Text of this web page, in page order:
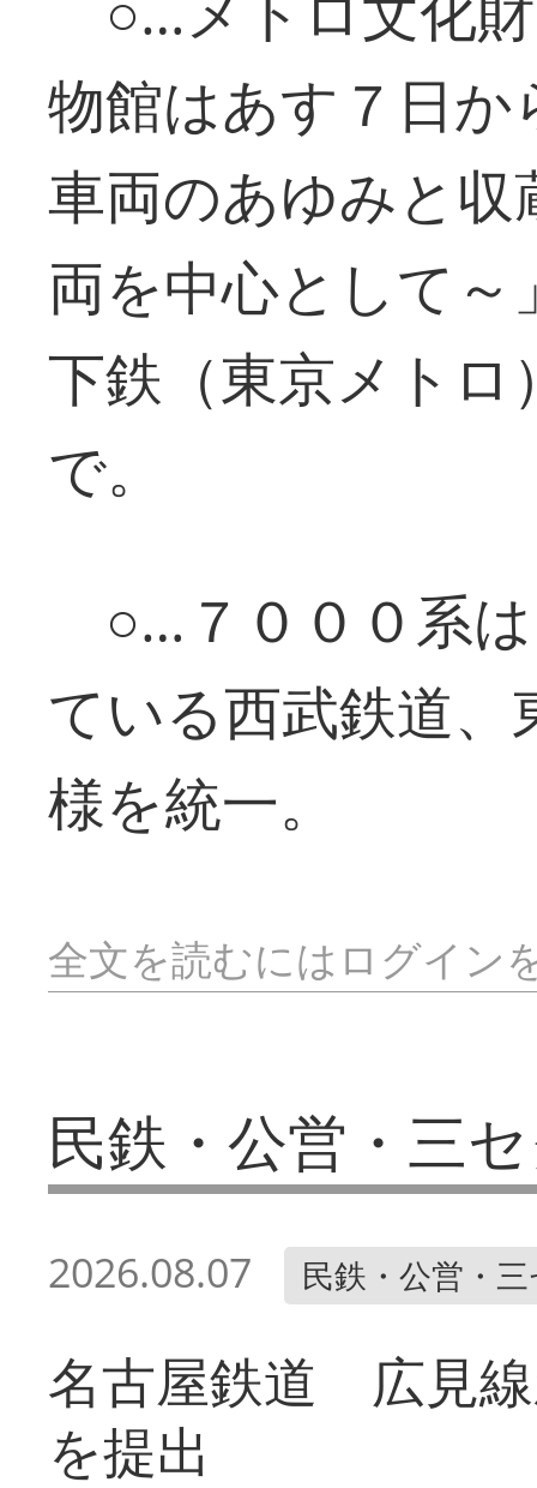
物館はあす７日か
車両のあゆみと収
両を中心として
下鉄（東京メトロ
で。
○…７０００系
ている西武鉄道
様を統一。
全文を読むにはログイン
民鉄・公営・三
2026.08.07 民鉄・公営・
名古屋鉄道 広見
を提出